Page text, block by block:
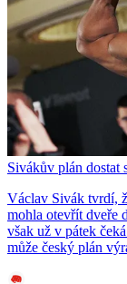
Sivákův plán dostat
Václav Sivák tvrdí,
mohla otevřít dveře
však už v pátek
může český plán